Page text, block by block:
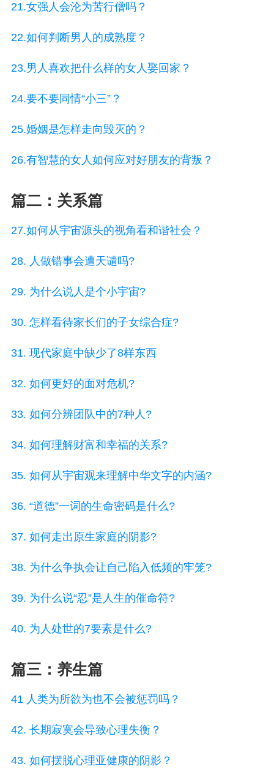
21.女强人会沦为苦行僧吗？
22.如何判断男人的成熟度？
23.男人喜欢把什么样的女人娶回家？
24.要不要同情“小三”？
25.婚姻是怎样走向毁灭的？
26.有智慧的女人如何应对好朋友的背叛？
篇二：关系篇
27.如何从宇宙源头的视角看和谐社会？
28. 人做错事会遭天谴吗?
29. 为什么说人是个小宇宙?
30. 怎样看待家长们的子女综合症?
31. 现代家庭中缺少了8样东西
32. 如何更好的面对危机?
33. 如何分辨团队中的7种人?
34. 如何理解财富和幸福的关系?
35. 如何从宇宙观来理解中华文字的内涵?
36. “道德”一词的生命密码是什么?
37. 如何走出原生家庭的阴影?
38. 为什么争执会让自己陷入低频的牢笼?
39. 为什么说“忍”是人生的催命符?
40. 为人处世的7要素是什么?
篇三：养生篇
41 人类为所欲为也不会被惩罚吗？
42. 长期寂寞会导致心理失衡？
43. 如何摆脱心理亚健康的阴影？